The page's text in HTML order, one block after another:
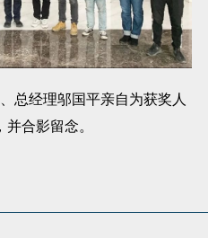
总经理邬国平亲自为获奖人
并合影留念。